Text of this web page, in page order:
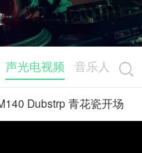
声光电视频 音乐人
Dubstrp 青花瓷开场